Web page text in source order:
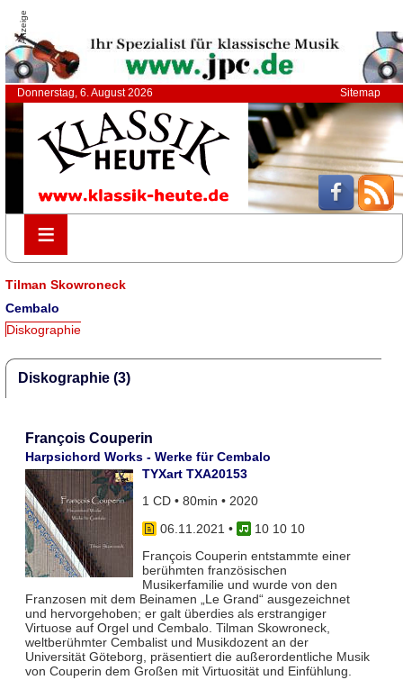
Anzeige
Donnerstag, 6. August 2026 Sitemap
≡
≡
Tilman Skowroneck
Cembalo
Diskographie
Diskographie (3)
François Couperin
Harpsichord Works - Werke für Cembalo
TYXart TXA20153
1 CD • 80min • 2020
06.11.2021 •
10 10 10
François Couperin entstammte einer
berühmten französischen
Musikerfamilie und wurde von den
Franzosen mit dem Beinamen „Le Grand“ ausgezeichnet
und hervorgehoben; er galt überdies als erstrangiger
Virtuose auf Orgel und Cembalo. Tilman Skowroneck,
weltberühmter Cembalist und Musikdozent an der
Universität Göteborg, präsentiert die außerordentliche Musik
von Couperin dem Großen mit Virtuosität und Einfühlung.